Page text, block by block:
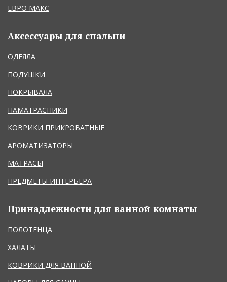
ЕВРО МАКС
Аксессуары для спальни
ОДЕЯЛА
ПОДУШКИ
ПОКРЫВАЛА
НАМАТРАСНИКИ
КОВРИКИ ПРИКРОВАТНЫЕ
АРОМАТИЗАТОРЫ
МАТРАСЫ
ПРЕДМЕТЫ ИНТЕРЬЕРА
Принадлежности для ванной комнаты
ПОЛОТЕНЦА
ХАЛАТЫ
КОВРИКИ ДЛЯ ВАННОЙ